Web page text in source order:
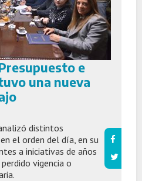
e
una nueva
distintos
el orden del día, en su
a iniciativas de años
vigencia o